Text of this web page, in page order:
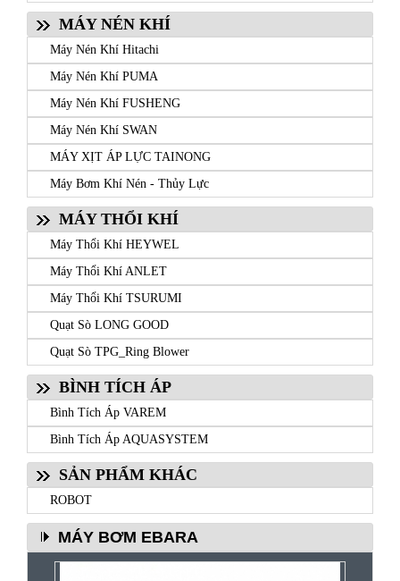
MÁY NÉN KHÍ
Máy Nén Khí Hitachi
Máy Nén Khí PUMA
Máy Nén Khí FUSHENG
Máy Nén Khí SWAN
MÁY XỊT ÁP LỰC TAINONG
Máy Bơm Khí Nén - Thủy Lực
MÁY THỔI KHÍ
Máy Thổi Khí HEYWEL
Máy Thổi Khí ANLET
Máy Thổi Khí TSURUMI
Quạt Sò LONG GOOD
Quạt Sò TPG_Ring Blower
BÌNH TÍCH ÁP
Bình Tích Áp VAREM
Bình Tích Áp AQUASYSTEM
SẢN PHẨM KHÁC
ROBOT
MÁY BƠM EBARA